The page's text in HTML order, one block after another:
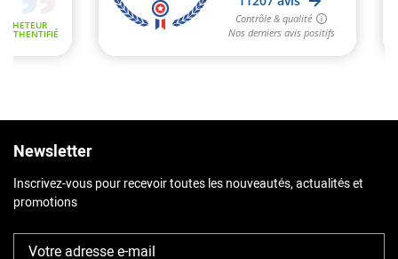
Newsletter
Inscrivez-vous pour recevoir toutes les nouveautés, actualités et
promotions